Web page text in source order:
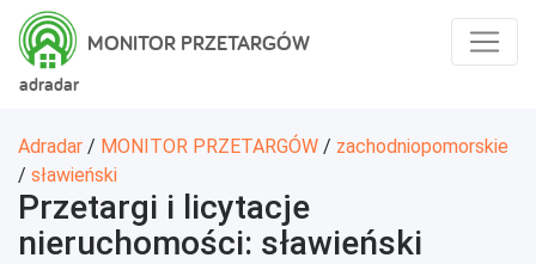
adradar
MONITOR PRZETARGÓW
Adradar / MONITOR PRZETARGÓW / zachodniopomorskie
/ sławieński
Przetargi i licytacje
nieruchomości: sławieński